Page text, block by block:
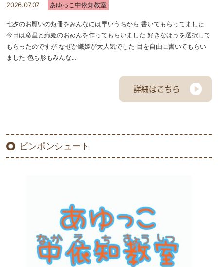
2026.07.07 あゆっこ中依知教室
七夕のお願いの短冊をみんなには早いうちから 書いてもらってました
今日は彦星と織姫のおめんを作ってもらいました 好きなほうを選択して
もらったのですが なぜか織姫が大人気でした 目を自由に書いてもらい
ました 色も形もみんな…
ピンポンシュート